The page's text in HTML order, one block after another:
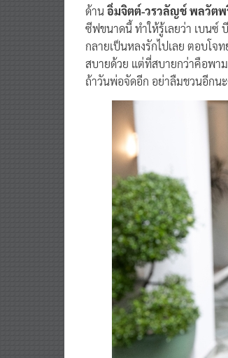
ด้านอิ่มจิตต์-วรวลัญช์ พลวัตพ
ซีฟขนาดนี้ ทำให้รู้เลยว่า เบนซ์
กลายเป็นหลงรักไปเลย ตอบโ
สบายด้วย แต่ที่สบายกว่าคือพา
ถ้าวันพ่อจัดอีก อย่าลืมชวนอีกน